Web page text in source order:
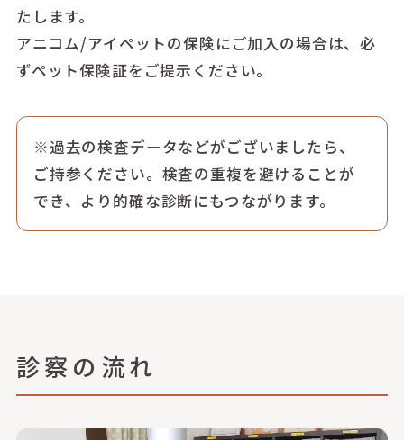
たします。
アニコム/アイペットの保険にご加入の場合は、必
ずペット保険証をご提示ください。
※過去の検査データなどがございましたら、
ご持参ください。検査の重複を避けることが
でき、より的確な診断にもつながります。
診察の流れ